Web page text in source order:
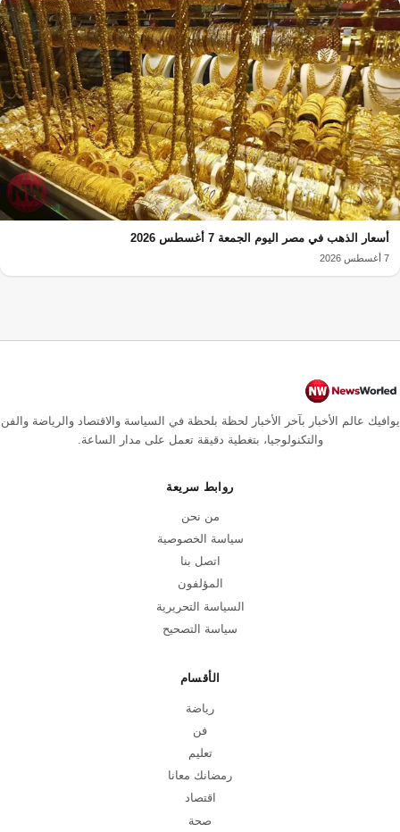
أسعار الذهب في مصر اليوم الجمعة 7 أغسطس 2026
7 أغسطس 2026
يوافيك عالم الأخبار بآخر الأخبار لحظة بلحظة في السياسة والاقتصاد والرياضة والفن
والتكنولوجيا، بتغطية دقيقة تعمل على مدار الساعة.
روابط سريعة
من نحن
سياسة الخصوصية
اتصل بنا
المؤلفون
السياسة التحريرية
سياسة التصحيح
الأقسام
رياضة
فن
تعليم
رمضانك معانا
اقتصاد
صحة